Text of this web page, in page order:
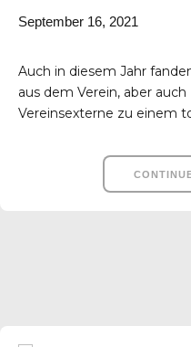
September 16, 2021
Auch in diesem Jahr
aus dem Verein, aber
Vereinsexterne zu einem